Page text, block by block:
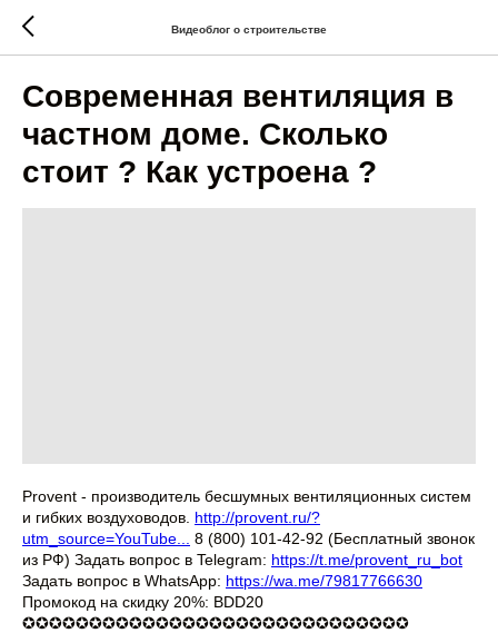
Видеоблог о строительстве
Современная вентиляция в
частном доме. Сколько
стоит ? Как устроена ?
Provent - производитель бесшумных вентиляционных систем
и гибких воздуховодов. http://provent.ru/?
utm_source=YouTube...
8 (800) 101-42-92 (Бесплатный звонок
из РФ) Задать вопрос в Telegram: https://t.me/provent_ru_bot
Задать вопрос в WhatsApp: https://wa.me/79817766630
Промокод на скидку 20%: BDD20
✪✪✪✪✪✪✪✪✪✪✪✪✪✪✪✪✪✪✪✪✪✪✪✪✪✪✪✪✪